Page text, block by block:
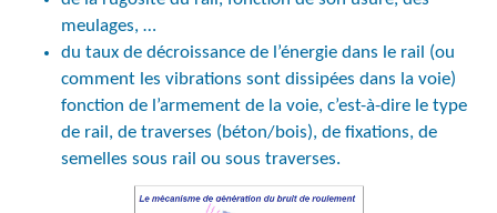
meulages, …
du taux de décroissance de l’énergie dans le rail (ou
comment les vibrations sont dissipées dans la voie)
fonction de l’armement de la voie, c’est-à-dire le type
de rail, de traverses (béton/bois), de fixations, de
semelles sous rail ou sous traverses.